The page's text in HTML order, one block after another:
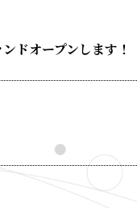
ドオープンします！